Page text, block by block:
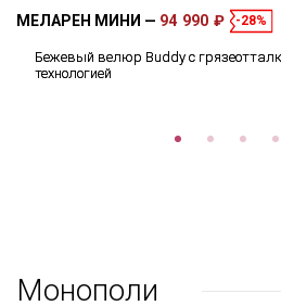
МЕЛАРЕН МИНИ 94 990 ₽ -28%
Бежевый велюр Buddy с
технологией
Монополи